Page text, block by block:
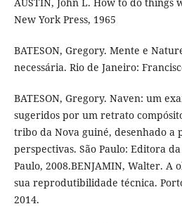
AUSTIN, John L. How to do things
New York Press, 1965
BATESON, Gregory. Mente e
necessária. Rio de Janeiro:
BATESON, Gregory. Naven: um
sugeridos por um retrato
tribo da Nova guiné, desenhado a
perspectivas. São Paulo: Editora
Paulo, 2008.BENJAMIN, Walter. A
sua reprodutibilidade técnica.
2014.